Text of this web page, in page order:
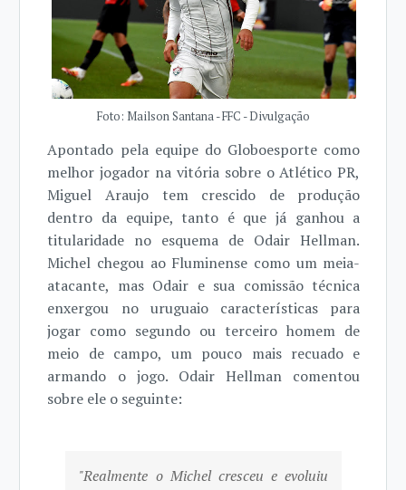
Foto: Mailson Santana - FFC - Divulgação
Apontado pela equipe do Globoesporte como
melhor jogador na vitória sobre o Atlético PR,
Miguel Araujo tem crescido de produção
dentro da equipe, tanto é que já ganhou a
titularidade no esquema de Odair Hellman.
Michel chegou ao Fluminense como um meia-
atacante, mas Odair e sua comissão técnica
enxergou no uruguaio características para
jogar como segundo ou terceiro homem de
meio de campo, um pouco mais recuado e
armando o jogo. Odair Hellman comentou
sobre ele o seguinte:
"Realmente o Michel cresceu e evoluiu